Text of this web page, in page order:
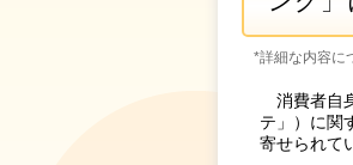
*詳細な内容に
消費者自
テ」）に関
寄せられて